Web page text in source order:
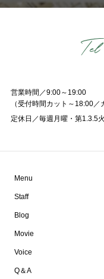
営業時間／9:00～19:00
（受付時間カット～18:00／
定休日／毎週月曜・第1.3.5
Menu
Staff
Blog
Movie
Voice
Q＆A